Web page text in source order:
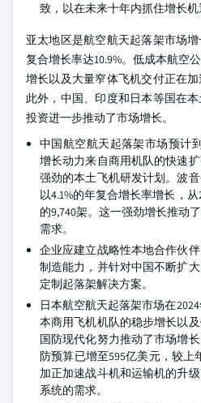
致，以在未来十年内抓住增长机
亚太地区是航空航天起落架市场
复合增长率达10.9%。低成本航空
增长以及大量窄体飞机交付正在加
此外，中国、印度和日本等国在
投资进一步推动了市场增长。
中国航空航天起落架市场预计
增长动力来自商用机队的快速
强劲的本土飞机研发计划。波
以4.1%的年复合增长率增长，
的9,740架。这一强劲增长推动
需求。
企业应建立战略性本地合作伙
制造能力，并针对中国不断扩
定制起落架解决方案。
日本航空航天起落架市场在
本商用飞机机队的稳步增长以
国防现代化努力推动了市场增
防预算已增至595亿美元，较上
加正加速战斗机和运输机的升
系统的需求。